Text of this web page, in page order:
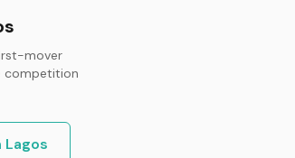
mover
competition
Lagos